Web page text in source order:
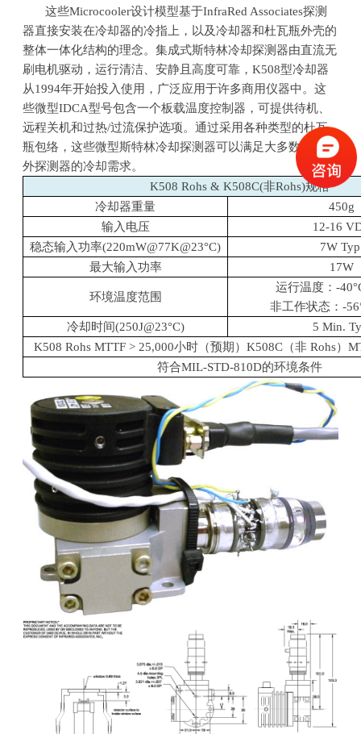
这些Microcooler设计模型基于InfraRed Associates探测
器直接安装在冷却器的冷指上，以及冷却器和杜瓦瓶外壳的
整体一体化结构的理念。集成式斯特林冷却探测器由直流无
刷电机驱动，运行清洁、安静且高度可靠，K508型冷却器
从1994年开始投入使用，广泛应用于许多商用仪器中。这
些微型IDCA型号包含一个板载温度控制器，可提供待机、
远程关机和过热/过流保护选项。通过采用各种类型的杜瓦
瓶包络，这些微型斯特林冷却探测器可以满足大多数先进红
外探测器的冷却需求。
K508 Rohs & K508C(非Rohs)规格
冷却器重量
450g
输入电压
12-16
稳态输入功率(220mW@77K@23°C)
7W
最大输入功率
17W
环境温度范围
运行温度：-40°
非工作状态： -56
冷却时间(250J@23°C)
5 Min.
K508 Rohs MTTF > 25,000小时（预期） K508C（非Rohs）
符合MIL-STD-810D的环境条件